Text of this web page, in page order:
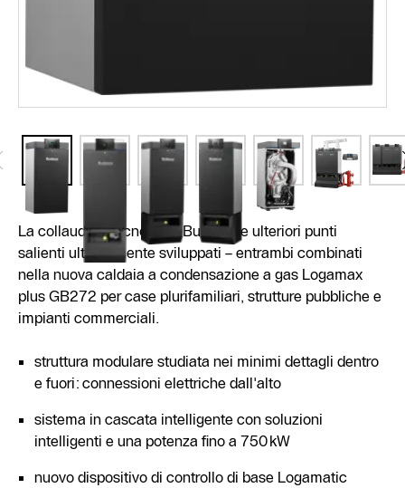
La collaudata tecnologia Buderus e ulteriori punti
salienti ulteriormente sviluppati – entrambi combinati
nella nuova caldaia a condensazione a gas Logamax
plus GB272 per case plurifamiliari, strutture pubbliche e
impianti commerciali.
struttura modulare studiata nei minimi dettagli dentro
e fuori: connessioni elettriche dall'alto
sistema in cascata intelligente con soluzioni
intelligenti e una potenza fino a 750 kW
nuovo dispositivo di controllo di base Logamatic